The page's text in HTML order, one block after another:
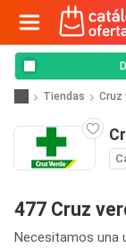
Tiendas Cruz
477 Cruz
Necesitamos una